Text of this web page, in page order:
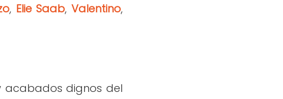
, Elie Saab,Valentino,
acabados dignos del